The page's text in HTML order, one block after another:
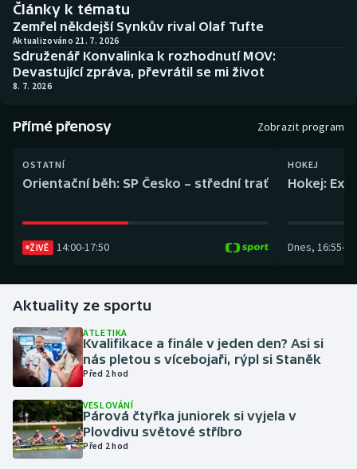
Basketbal
Biatlon
Box
Curling
Florbal
Futsal
Golf
Gymnastika
Házená
Jezdectví
Historické návraty
Aplikace ČT sport
Články k tématu
Zemřel někdejší Synkův rival Olaf Tufte
Aktualizováno 21. 7. 2026
Sdruženář Konvalinka k rozhodnutí MOV:
Devastující zpráva, převrátil se mi život
8. 7. 2026
Přímé přenosy Zobrazit program
OSTATNÍ
Orientační běh: SP Česko – střední trať
ŽIVĚ 14:00-17:50
HOKEJ
Hokej:
Dnes, 16:55-
Aktuality ze sportu
ATLETIKA
Kvalifikace a finále v jeden den? Asi si
nás pletou s vícebojaři, rýpl si Staněk
Před 2 hod
VESLOVÁNÍ
Párová čtyřka juniorek si vyjela v
Plovdivu světové stříbro
Před 2 hod